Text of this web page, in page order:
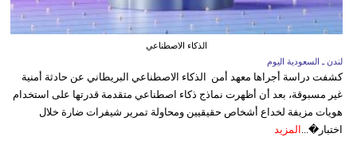
الذكاء الاصطناعي
لندن ـ السعودية اليوم
كشفت دراسة أجراها معهد أمن الذكاء الاصطناعي البريطاني عن حادثة أمنية
غير مسبوقة، بعد أن أظهرت نماذج ذكاء اصطناعي متقدمة قدرتها على استخدام
هويات مزيفة لخداع أشخاص حقيقيين ومحاولة تمرير شيفرات ضارة خلال
اختبار�... المزيد